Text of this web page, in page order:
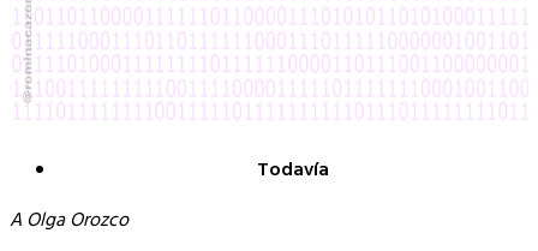
Todavía
A Olga Orozco